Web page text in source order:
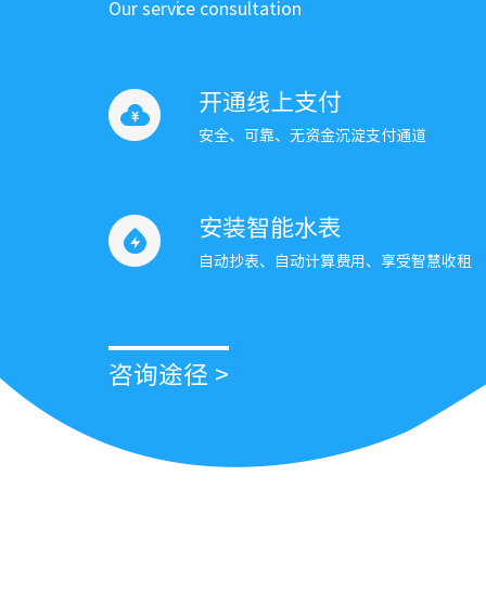
Our service consultation
开通线上支付
安全、可靠、无资金沉淀支付通道
安装智能水表
自动抄表、自动计算费用、享受智慧收租
咨询途径 >